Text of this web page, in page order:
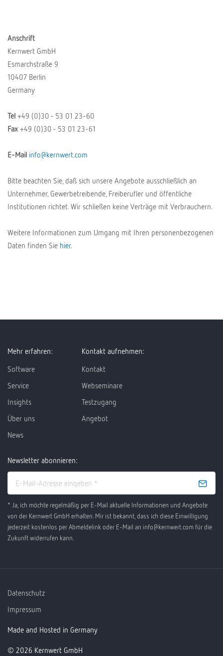
Anschrift
Kernwert GmbH
Esmarchstraße 9
10407 Berlin
Germany
Tel +49 (0)30 - 53 01 23-60
Fax +49 (0)30 - 53 01 23-61
E-Mail info@kernwert.com
Bitte beachten Sie, daß sich unsere Angebote ausschließlich an
Unternehmer, Gewerbetreibende, Freiberufler und öffentliche
Institutionen richtet. Wir schließen keine Verträge mit Verbrauchern.
Weitere Informationen zum Umgang mit Ihren personenbezogenen
Daten finden Sie hier.
Mehr erfahren:
Software
Service
Insights
Über uns
News
Kontakt aufnehmen:
Kontakt
Webseminare
Testzugang
Angebot
Newsletter abonnieren:
* Ja, ich möchte regelmäßig per E-Mail aktuelle Informationen und Angebote
von der Kernwert GmbH erhalten. Mir ist bekannt, dass ich diese Einwilligung
jederzeit kostenlos per Abmeldelink oder E-Mail an info@kernwert.com für die
Zukunft widerrufen kann.
Datenschutz
Impressum
Made and Hosted in Germany
© 2026 Kernwert GmbH